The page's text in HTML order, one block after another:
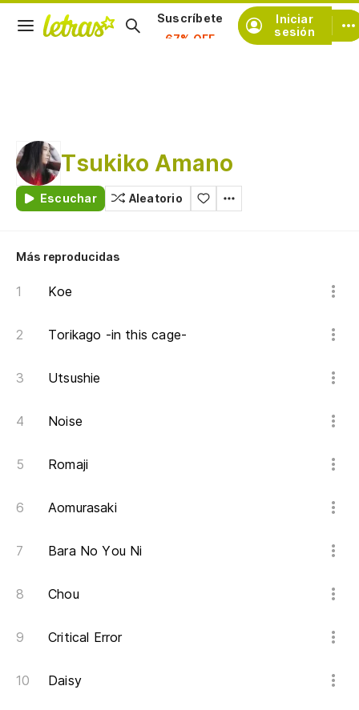
Iniciar
sesión
Suscríbete
Tsukiko Amano
Escuchar Aleatorio
Más reproducidas
Koe
Torikago -in this cage-
Utsushie
Noise
Romaji
Aomurasaki
Bara No You Ni
Chou
Critical Error
Daisy